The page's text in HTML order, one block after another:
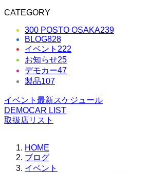
CATEGORY
300 POSTO OSAKA239
BLOG828
イベント 222
お知らせ25
デモカー47
製品107
イベント最新スケジュール
DEMOCAR LIST
取扱店リスト
HOME
ブログ
イベント